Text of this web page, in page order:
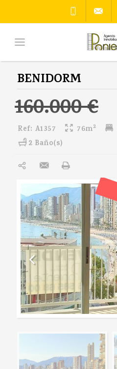
BENIDORM
160.000 €
Ref: A1357 76m2
2 Baño(s)